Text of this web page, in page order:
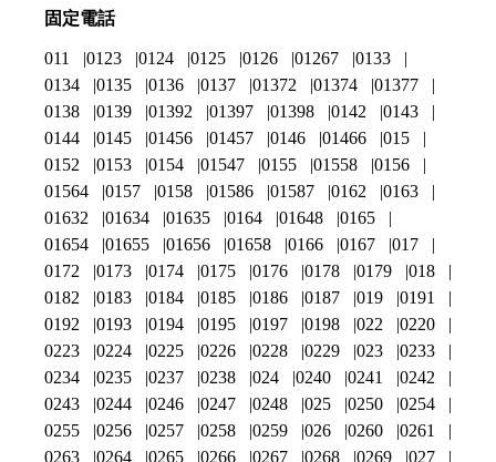
固定電話
011 0123 0124 0125 0126 01267
0133
0134
0135 0136 0137 01372 01374
01377
0138
0139 01392 01397 01398 0142
0143
0144
0145 01456 01457 0146 01466
015
0152
0153 0154 01547 0155 01558
0156
01564
0157 0158 01586 01587 0162
0163
01632
01634 01635 0164 01648
0165
01654
01655 01656 01658 0166 0167
017
0172
0173 0174 0175 0176 0178 0179
018
0182
0183 0184 0185 0186 0187 019
0191
0192
0193 0194 0195 0197 0198 022
0220
0223
0224 0225 0226 0228 0229 023
0233
0234
0235 0237 0238 024 0240 0241
0242
0243
0244 0246 0247 0248 025 0250
0254
0255
0256 0257 0258 0259 026 0260
0261
0263
0264 0265 0266 0267 0268 0269 027